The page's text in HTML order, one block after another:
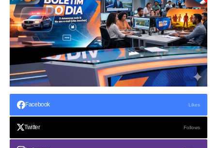
Facebook Likes
Twitter Follows